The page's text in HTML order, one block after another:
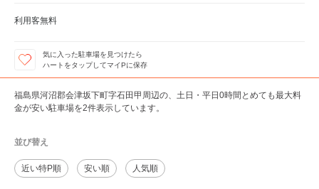
利用客無料
気に入った駐車場を見つけたら
ハートをタップしてマイPに保存
福島県河沼郡会津坂下町字石田甲周辺の、土日・平日0時間とめても最大料
金が安い駐車場を2件表示しています。
並び替え
近い特P順 安い順 人気順